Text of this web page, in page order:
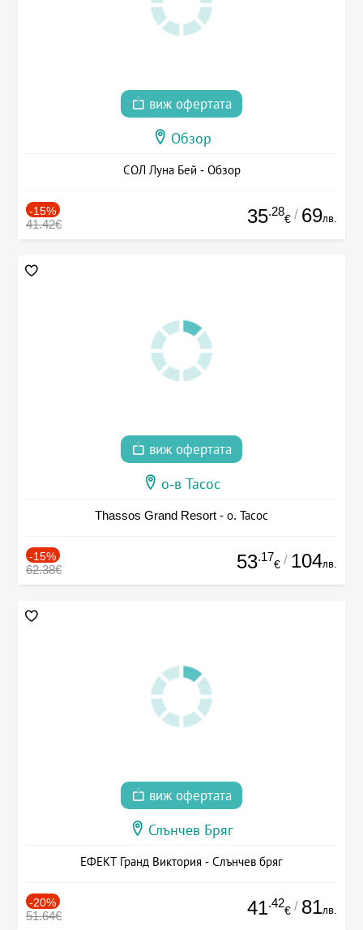
виж офертата
Обзор
СОЛ Луна Бей - Обзор
-15%
41.42€ 35.28
€ / 69лв.
виж офертата
о-в Тасос
Thassos Grand Resort - о. Тасос
-15%
62.38€ 53.17
€ / 104лв.
виж офертата
Слънчев Бряг
ЕФЕКТ Гранд Виктория - Слънчев бряг
-20%
51.64€ 41.42
€ / 81лв.